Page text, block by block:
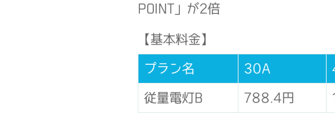
POINT」が2倍
【基本料金】
プラン名 30A
従量電灯B 788.4円